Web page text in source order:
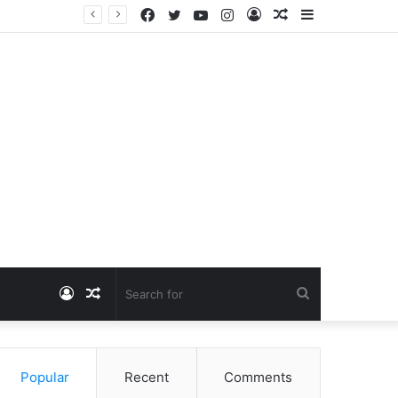
Sidebar
Random
Log
Instagram
YouTube
Twitter
Facebook
for
Random
Article
Log
In
Popular Recent Comments